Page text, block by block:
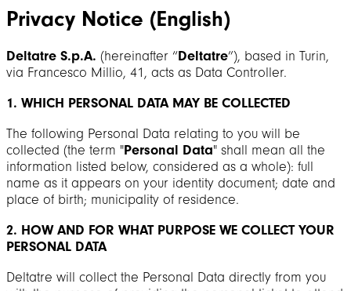
Privacy Notice (English)
Deltatre S.p.A. (hereinafter “Deltatre”), based in Turin,
via Francesco Millio, 41, acts as Data Controller.
1. WHICH PERSONAL DATA MAY BE COLLECTED
The following Personal Data relating to you will be
collected (the term "Personal Data" shall mean all the
information listed below, considered as a whole): full
name as it appears on your identity document; date and
place of birth; municipality of residence.
2. HOW AND FOR WHAT PURPOSE WE COLLECT YOUR
PERSONAL DATA
Deltatre will collect the Personal Data directly from you